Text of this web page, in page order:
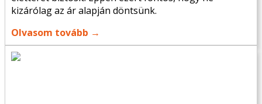
kizárólag az ár alapján döntsünk.
Olvasom tovább →